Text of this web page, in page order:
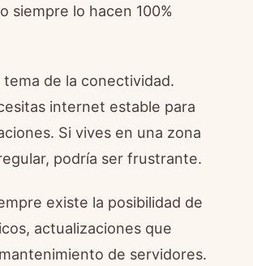
siempre lo hacen 100%
de la conectividad.
internet estable para
Si vives en una zona
podría ser frustrante.
existe la posibilidad de
actualizaciones que
de servidores.